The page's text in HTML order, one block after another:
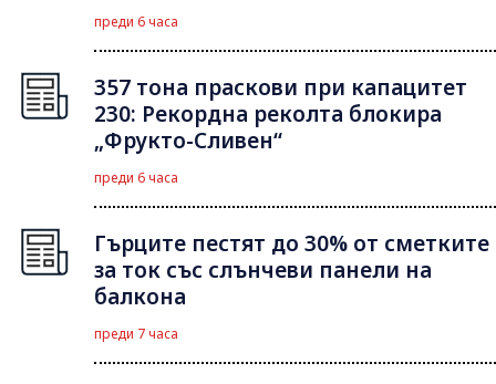
преди 6 часа
357 тона праскови при капацитет
230: Рекордна реколта блокира
„Фрукто-Сливен“
преди 6 часа
Гърците пестят до 30% от сметките
за ток със слънчеви панели на
балкона
преди 7 часа